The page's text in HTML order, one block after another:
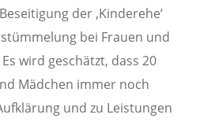
der ‚Kinderehe‘
bei Frauen und
wird geschätzt, dass 20
Mädchen immer noch
und zu Leistungen